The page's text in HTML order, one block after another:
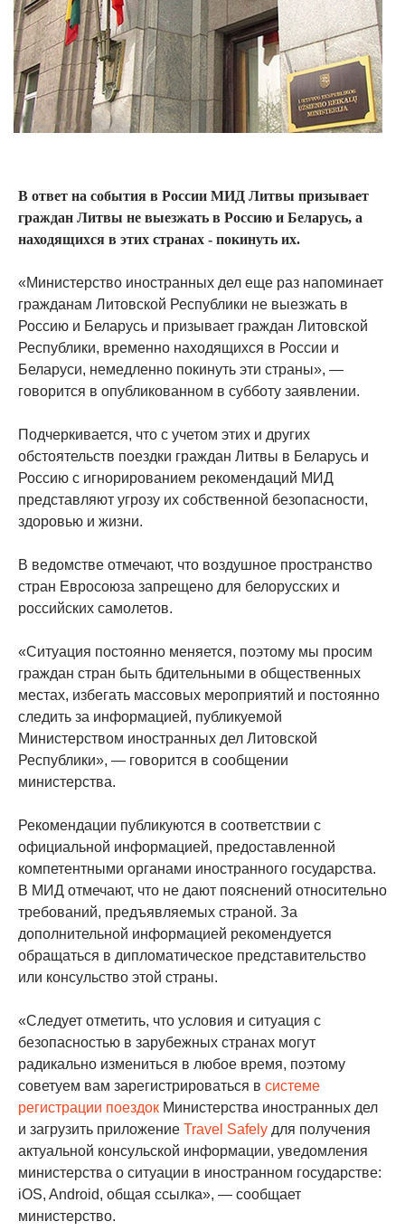
В ответ на события в России МИД Литвы призывает
граждан Литвы не выезжать в Россию и Беларусь, а
находящихся в этих странах - покинуть их.
«Министерство иностранных дел еще раз напоминает
гражданам Литовской Республики не выезжать в
Россию и Беларусь и призывает граждан Литовской
Республики, временно находящихся в России и
Беларуси, немедленно покинуть эти страны», —
говорится в опубликованном в субботу заявлении.
Подчеркивается, что с учетом этих и других
обстоятельств поездки граждан Литвы в Беларусь и
Россию с игнорированием рекомендаций МИД
представляют угрозу их собственной безопасности,
здоровью и жизни.
В ведомстве отмечают, что воздушное пространство
стран Евросоюза запрещено для белорусских и
российских самолетов.
«Ситуация постоянно меняется, поэтому мы просим
граждан стран быть бдительными в общественных
местах, избегать массовых мероприятий и постоянно
следить за информацией, публикуемой
Министерством иностранных дел Литовской
Республики», — говорится в сообщении
министерства.
Рекомендации публикуются в соответствии с
официальной информацией, предоставленной
компетентными органами иностранного государства.
В МИД отмечают, что не дают пояснений относительно
требований, предъявляемых страной. За
дополнительной информацией рекомендуется
обращаться в дипломатическое представительство
или консульство этой страны.
«Следует отметить, что условия и ситуация с
безопасностью в зарубежных странах могут
радикально измениться в любое время, поэтому
советуем вам зарегистрироваться в системе
регистрации поездок Министерства иностранных дел
и загрузить приложение Travel Safely для получения
актуальной консульской информации, уведомления
министерства о ситуации в иностранном государстве:
iOS, Android, общая ссылка», — сообщает
министерство.